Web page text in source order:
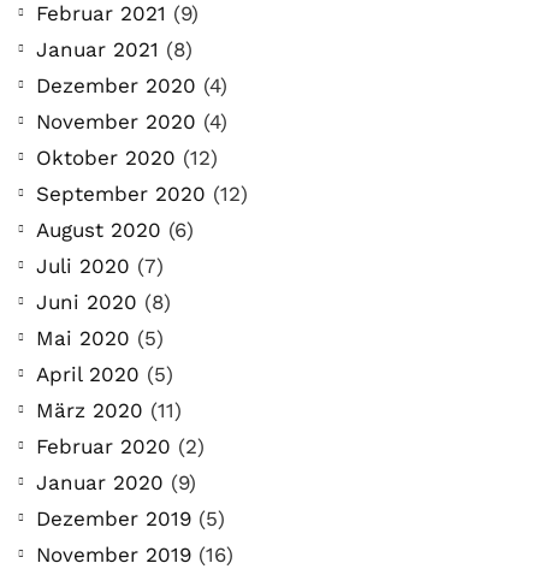
Februar 2021 (9)
Januar 2021 (8)
Dezember 2020 (4)
November 2020 (4)
Oktober 2020 (12)
September 2020 (12)
August 2020 (6)
Juli 2020 (7)
Juni 2020 (8)
Mai 2020 (5)
April 2020 (5)
März 2020 (11)
Februar 2020 (2)
Januar 2020 (9)
Dezember 2019 (5)
November 2019 (16)